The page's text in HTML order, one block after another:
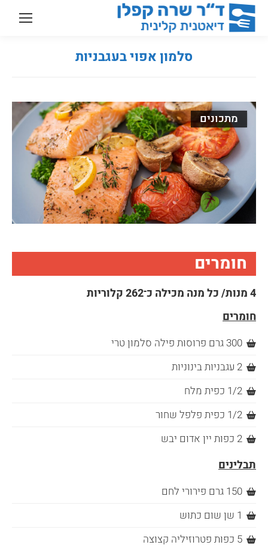
סלמון אפוי בעגבניות
מתכונים
חומרים
4 מנות/ כל מנה מכילה כ־262 קלוריות
חומרים
300 גרם פרוסות פילה סלמון טרי
2 עגבניות בינוניות
1/2 כפית מלח
1/2 כפית פלפל שחור
2 כפות יין אדום יבש
תבלינים
150 גרם פירורי לחם
1 שן שום כתוש
5 כפות פטרוזיליה קצוצה